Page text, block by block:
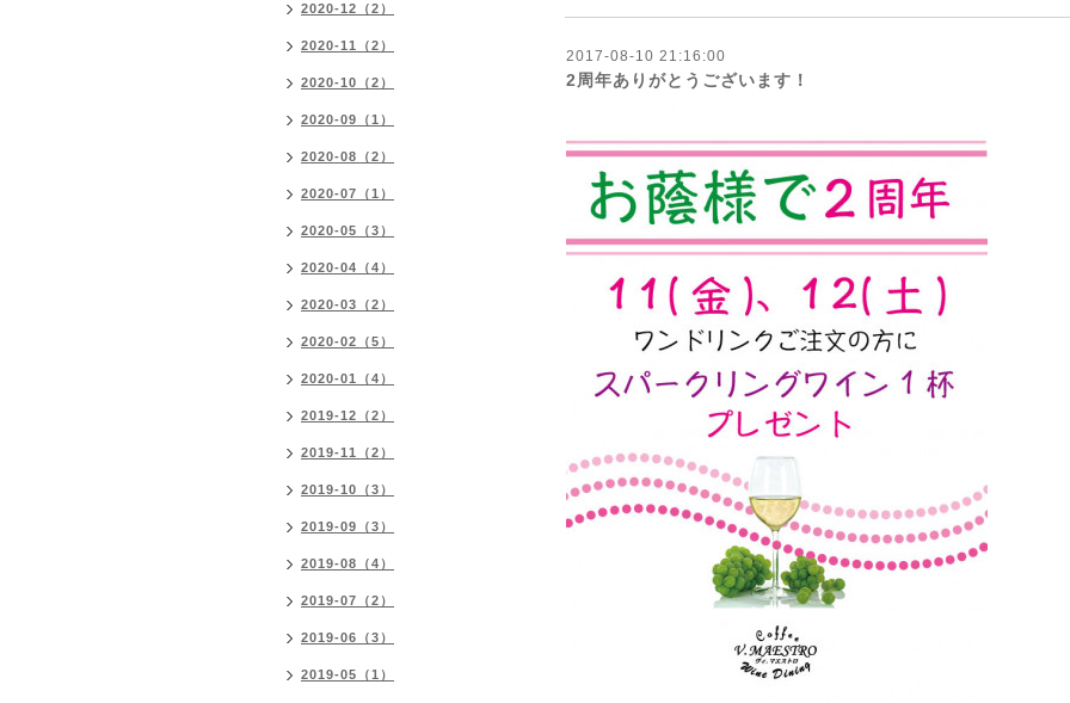
2017-08-10 21:16:00
2周年ありがとうございます！
2020-12（2）
2020-11（2）
2020-10（2）
2020-09（1）
2020-08（2）
2020-07（1）
2020-05（3）
2020-04（4）
2020-03（2）
2020-02（5）
2020-01（4）
2019-12（2）
2019-11（2）
2019-10（3）
2019-09（3）
2019-08（4）
2019-07（2）
2019-06（3）
2019-05（1）